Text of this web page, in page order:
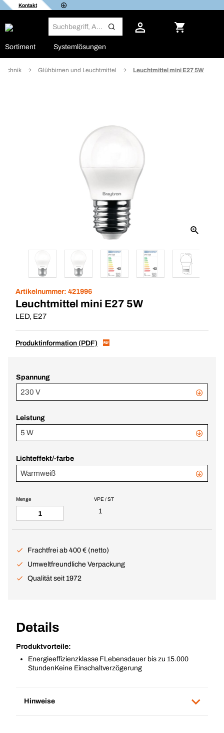
Kontakt
Sortiment Systemlösungen
Glühbirnen und Leuchtmittel Leuchtmittel mini E27 5W
Artikelnummer: 421996
Leuchtmittel mini E27 5W
LED, E27
Produktinformation (PDF)
Spannung
230 V
Leistung
5 W
Lichteffekt/-farbe
Warmweiß
VPE / ST
1
Menge
Frachtfrei ab 400 € (netto)
Umweltfreundliche Verpackung
Qualität seit 1972
Details
Produktvorteile:
Energieeffizienzklasse FLebensdauer bis zu 15.000
StundenKeine Einschaltverzögerung
Hinweise